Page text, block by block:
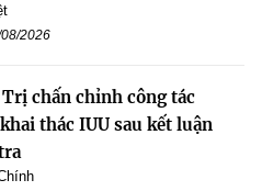
2026
Trị chấn chỉnh công tác
thác IUU sau kết luận